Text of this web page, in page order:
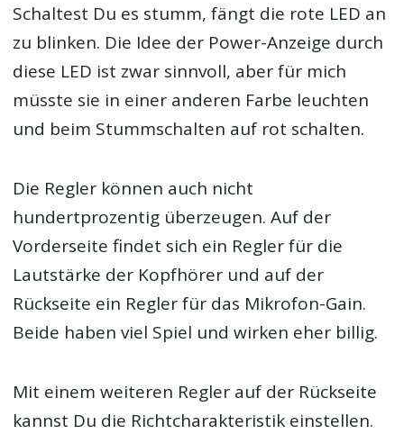
Schaltest Du es stumm, fängt die rote LED an
zu blinken. Die Idee der Power-Anzeige durch
diese LED ist zwar sinnvoll, aber für mich
müsste sie in einer anderen Farbe leuchten
und beim Stummschalten auf rot schalten.
Die Regler können auch nicht
hundertprozentig überzeugen. Auf der
Vorderseite findet sich ein Regler für die
Lautstärke der Kopfhörer und auf der
Rückseite ein Regler für das Mikrofon-Gain.
Beide haben viel Spiel und wirken eher billig.
Mit einem weiteren Regler auf der Rückseite
kannst Du die Richtcharakteristik einstellen.